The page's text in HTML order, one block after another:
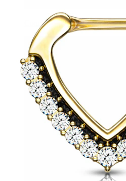
Conch